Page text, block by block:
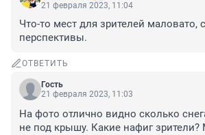
21 февраля 2023, 11:04
Что-то мест для зрителей маловато,
перспективы.
ОТВЕТИТЬ
Гость
21 февраля 2023, 11:03
На фото отлично видно сколько
не под крышу. Какие нафиг